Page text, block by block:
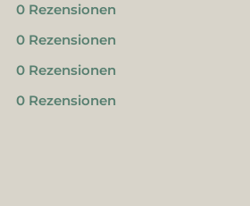
0 Rezensionen
0 Rezensionen
0 Rezensionen
0 Rezensionen